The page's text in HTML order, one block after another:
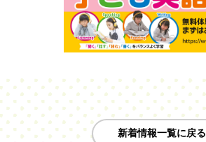
新着情報一覧に戻る